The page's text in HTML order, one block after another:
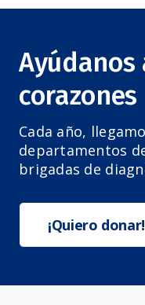
Ayúdanos
corazones
Cada año,
departamentos
brigadas de
¡Quiero donar!